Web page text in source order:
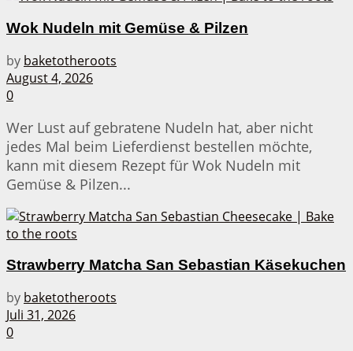
Wok Nudeln mit Gemüse & Pilzen
by baketotheroots
August 4, 2026
0
Wer Lust auf gebratene Nudeln hat, aber nicht
jedes Mal beim Lieferdienst bestellen möchte,
kann mit diesem Rezept für Wok Nudeln mit
Gemüse & Pilzen...
Strawberry Matcha San Sebastian Käsekuchen
by baketotheroots
Juli 31, 2026
0